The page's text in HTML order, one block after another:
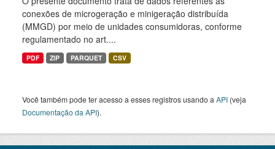
conexões de microgeração e minigeração distribuída
(MMGD) por meio de unidades consumidoras, conforme
regulamentado no art....
PDF ZIP PARQUET CSV
Você também pode ter acesso a esses registros usando a API (veja
Documentação da API).